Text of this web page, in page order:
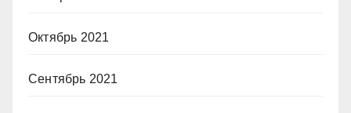
Октябрь 2021
Сентябрь 2021